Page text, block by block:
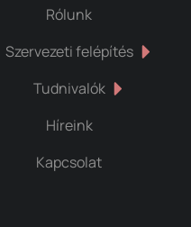
Rólunk
Szervezeti felépítés
Tudnivalók
Híreink
Kapcsolat